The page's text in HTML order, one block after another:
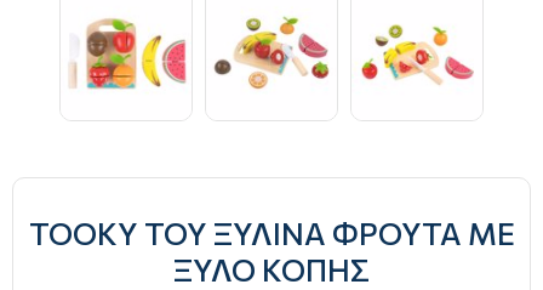
TOOKY TOY ΞΥΛΙΝΑ ΦΡΟΥΤΑ ΜΕ
ΞΥΛΟ ΚΟΠΗΣ